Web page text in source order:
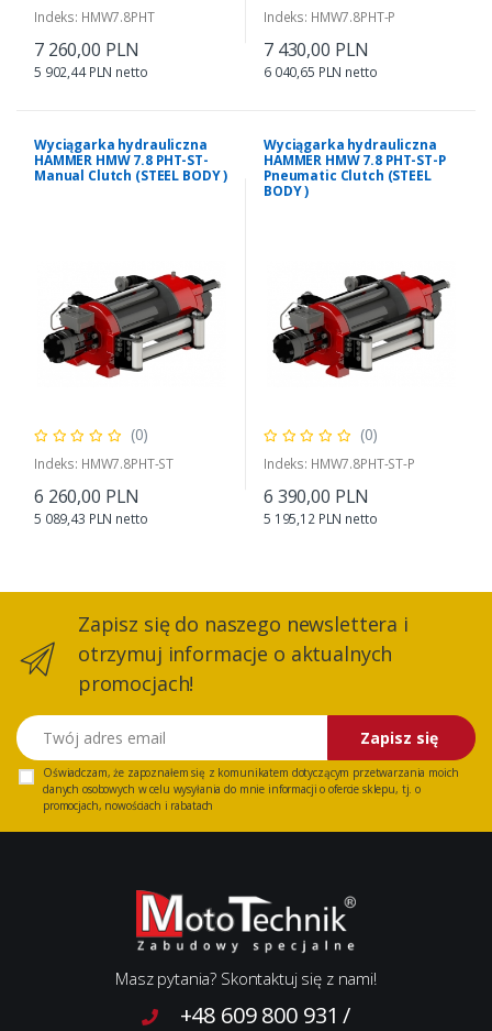
Indeks: HMW7.8PHT
7 260,00 PLN
5 902,44 PLN netto
Indeks: HMW7.8PHT-P
7 430,00 PLN
6 040,65 PLN netto
Wyciągarka hydrauliczna
HAMMER HMW 7.8 PHT-ST-
Manual Clutch (STEEL BODY )
(0)
Indeks: HMW7.8PHT-ST
6 260,00 PLN
5 089,43 PLN netto
Wyciągarka hydrauliczna
HAMMER HMW 7.8 PHT-ST-P
Pneumatic Clutch (STEEL
BODY )
(0)
Indeks: HMW7.8PHT-ST-P
6 390,00 PLN
5 195,12 PLN netto
Zapisz się do naszego newslettera i
otrzymuj informacje o aktualnych
promocjach!
Twój adres email
Zapisz się
Oświadczam, że zapoznałem się z komunikatem dotyczącym przetwarzania moich
danych osobowych w celu wysyłania do mnie informacji o ofercie sklepu, tj. o
promocjach, nowościach i rabatach
Masz pytania? Skontaktuj się z nami!
+48 609 800 931 /